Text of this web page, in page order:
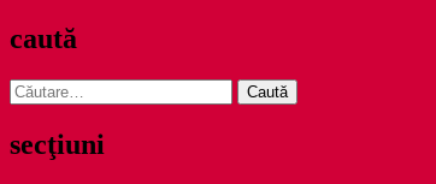
caută
Caută
după:
secţiuni